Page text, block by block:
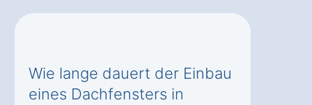
Wie lange dauert der Einbau
eines Dachfensters in